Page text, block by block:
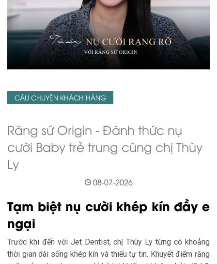
CÂU CHUYỆN KHÁCH HÀNG
Răng sứ Origin - Đánh thức nụ
cười Baby trẻ trung cùng chị Thùy
Ly
08-07-2026
Tạm biệt nụ cười khép kín đầy e
ngại
Trước khi đến với Jet Dentist, chị Thùy Ly từng có khoảng
thời gian dài sống khép kín và thiếu tự tin. Khuyết điểm răng